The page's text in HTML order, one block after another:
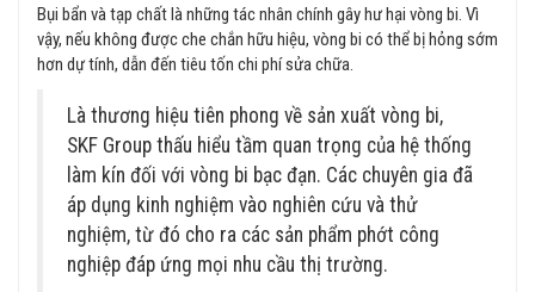
Bụi bẩn và tạp chất là những tác nhân chính gây hư hại vòng bi. Vì
vậy, nếu không được che chắn hữu hiệu, vòng bi có thể bị hỏng sớm
hơn dự tính, dẫn đến tiêu tốn chi phí sửa chữa.
Là thương hiệu tiên phong về sản xuất vòng bi,
SKF Group thấu hiểu tầm quan trọng của hệ thống
làm kín đối với vòng bi bạc đạn. Các chuyên gia đã
áp dụng kinh nghiệm vào nghiên cứu và thử
nghiệm, từ đó cho ra các sản phẩm phớt công
nghiệp đáp ứng mọi nhu cầu thị trường.